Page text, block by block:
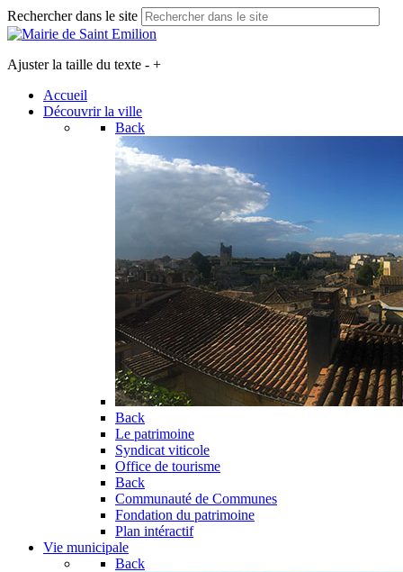
Rechercher dans le site
Ajuster la taille du texte - +
Accueil
Découvrir la ville
Back
Back
Le patrimoine
Syndicat viticole
Office de tourisme
Back
Communauté de Communes
Fondation du patrimoine
Plan intéractif
Vie municipale
Back